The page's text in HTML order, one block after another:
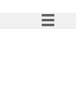
à informação